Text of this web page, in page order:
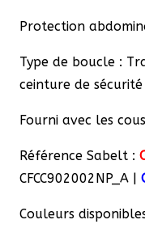
Protection
Type de boucle :
ceinture de sécurité
Fourni avec les
Référence Sabelt :
CFCC902002NP_A |
Couleurs